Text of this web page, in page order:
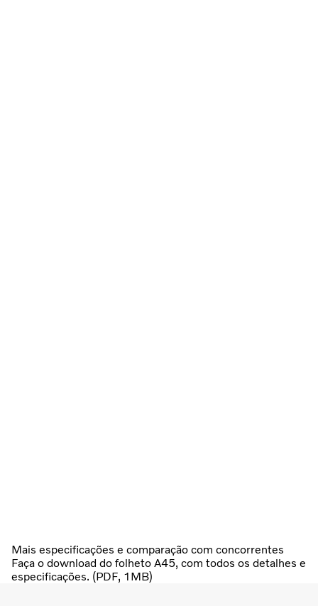
Mais especificações e comparação com concorrentes
Faça o download do folheto A45, com todos os detalhes e
especificações. (PDF, 1MB)